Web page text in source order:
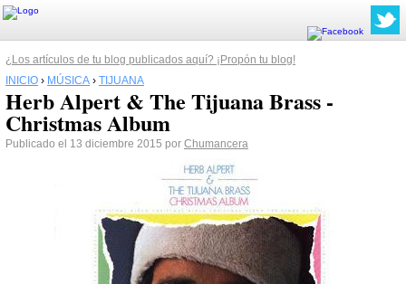
¿Los artículos de tu blog publicados aquí? ¡Propón tu blog!
INICIO › MÚSICA › TIJUANA
Herb Alpert & The Tijuana Brass -
Christmas Album
Publicado el 13 diciembre 2015 por Chumancera